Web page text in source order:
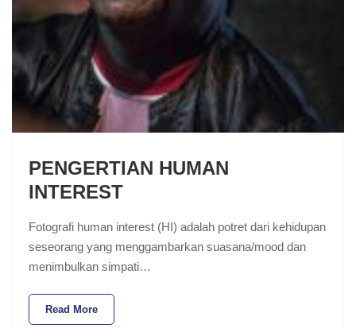
PENGERTIAN HUMAN
INTEREST
Fotografi human interest (HI) adalah potret dari kehidupan
seseorang yang menggambarkan suasana/mood dan
menimbulkan simpati…
Read More